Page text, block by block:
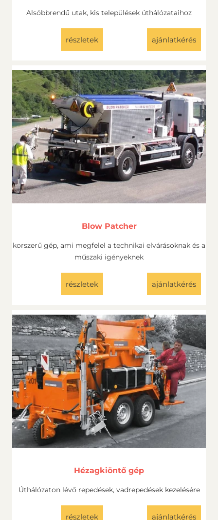
Alsóbbrendű utak, kis települések úthálózataihoz
részletek ajánlatkérés
Blow Patcher
korszerű gép, ami megfelel a technikai elvárásoknak és a
műszaki igényeknek
részletek ajánlatkérés
Hézagkiöntő gép
Úthálózaton lévő repedések, vadrepedések kezelésére
részletek ajánlatkérés